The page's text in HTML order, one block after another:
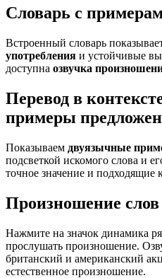
Словарь с
Встроенный словарь
употребления и устойчивые
доступна озвучка
Перевод в
примеры
Показываем двуязычные
подсветкой искомого слова и
точное значение и подходящие
Произношение слов
Нажмите на значок динамика
прослушать произношение.
британский и американский
естественное произношение.